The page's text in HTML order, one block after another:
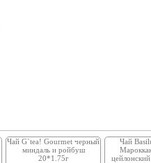
Чай G`tea! Gourmet черный
миндаль и ройбуш
20*1.75г
Чай